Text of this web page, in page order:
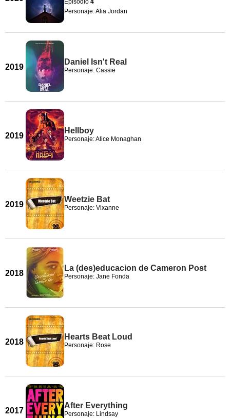
Personaje: Alia Jordan
2019
Daniel Isn't Real
Personaje: Cassie
2019
Hellboy
Personaje: Alice Monaghan
2019
Weetzie Bat
Personaje: Vixanne
2018
La (des)educacion de Cameron Post
Personaje: Jane Fonda
2018
Hearts Beat Loud
Personaje: Rose
2017
After Everything
Personaje: Lindsay